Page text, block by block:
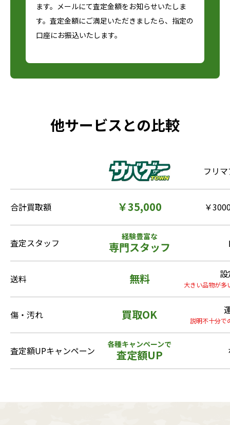
ます。メールにて査定金額をお知らせいたしま
す。査定金額にご満足いただきましたら、指定の
口座にお振込いたします。
他サービスとの比較
フリ
合計買取額 ￥35,000 ￥
査定スタッフ
経験豊富な
専門スタッフ
送料 無料 大きい品物が
傷・汚れ 買取OK 説明不十分
査定額UPキャンペーン
各種キャンペーンで
査定額UP